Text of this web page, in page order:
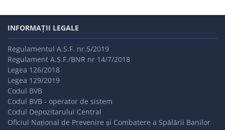
INFORMAȚII LEGALE
Regulamentul A.S.F. nr.5/2019
Regulament A.S.F./BNR nr 14/7/2018
Legea 126/2018
Legea 129/2019
Codul BVB
Codul BVB - operator de sistem
Codul Depozitarului Central
Oficiul Național de Prevenire și Combatere a Spălării Banilor